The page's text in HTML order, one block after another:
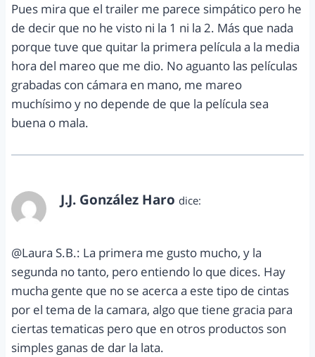
Pues mira que el trailer me parece simpático pero he
de decir que no he visto ni la 1 ni la 2. Más que nada
porque tuve que quitar la primera película a la media
hora del mareo que me dio. No aguanto las películas
grabadas con cámara en mano, me mareo
muchísimo y no depende de que la película sea
buena o mala.
J.J. González Haro dice:
@Laura S.B.: La primera me gusto mucho, y la
segunda no tanto, pero entiendo lo que dices. Hay
mucha gente que no se acerca a este tipo de cintas
por el tema de la camara, algo que tiene gracia para
ciertas tematicas pero que en otros productos son
simples ganas de dar la lata.